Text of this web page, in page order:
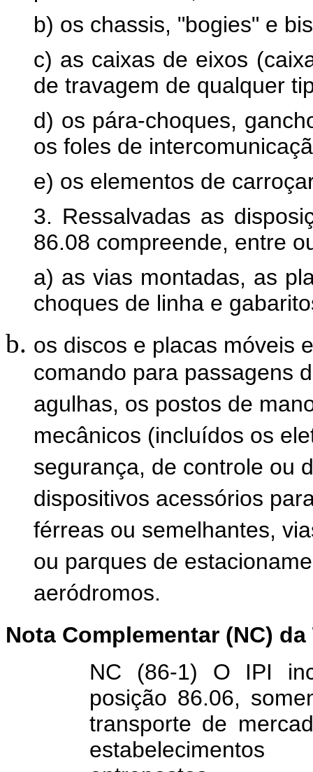
b) os chassis, "bogies" e
c) as caixas de eixos
de travagem de qualquer
d) os pára-choques,
os foles de
e) os elementos de
3. Ressalvadas as
86.08 compreende, entre
a) as vias montadas, as
choques de linha e
os discos e placas móveis
comando para passagens
agulhas, os postos de
mecânicos (incluídos os
segurança, de controle ou
dispositivos acessórios
férreas ou semelhantes,
ou parques de
aeródromos.
Nota Complementar (NC) da
NC (86-1) O IPI
posição 86.06,
transporte de